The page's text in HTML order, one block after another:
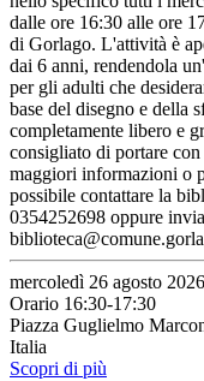
dalle ore 16:30 alle ore
di Gorlago. L'attività è
dai 6 anni, rendendola
per gli adulti che
base del disegno e della
completamente libero e
consigliato di portare
maggiori informazioni o
possibile contattare la
0354252698 oppure
mercoledì 26 agosto 2026
Orario 16:30-17:30
Piazza Guglielmo
Italia
Scopri di più